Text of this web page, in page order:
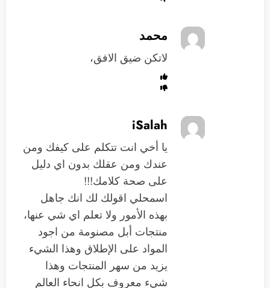
محمد
لاتكن ضيق الافق،
iSalah
يا أخي انت تتكلم على كيفك ومن
عندك ومن عقلك بدون اي دليل
على صحة كلامك!!!
اسمحلي اقولك لك انك جاهل
بهذه الأمور ولا تعلم اي شي عنها،
منتجات أبل مصنومة من اجود
المواد على الإطلاق وهذا الشيء
يزيد من سهر المنتجات وهذا
شيء معروف بكل انحاء العالم